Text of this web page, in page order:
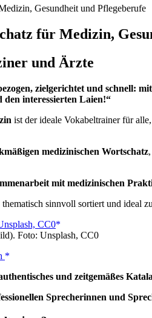
Gesundheit und Pflegeberufe
für Medizin,
und Ärzte
zielgerichtet und
interessierten Laien!“
ist der ideale Vokabeltrainer für
medizinischen Wortschatz
mit medizinischen
thematisch sinnvoll sortiert und ideal
Foto: Unsplash, CC0
und zeitgemäßes
Sprecherinnen und